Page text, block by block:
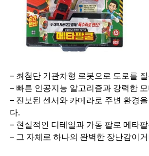
– 최첨단 기관차형 로봇으로 도로를
– 빠른 인공지능 알고리즘과 강력한
– 진보된 센서와 카메라로 주변 환경
다.
– 현실적인 디테일과 가동 팔로 메타
– 그 자체로 하나의 완벽한 장난감이